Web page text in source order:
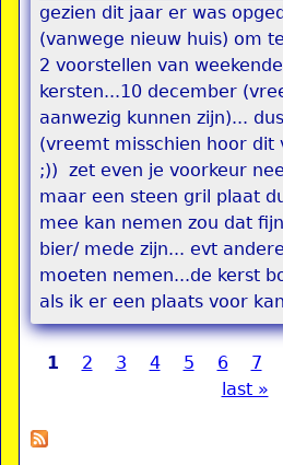
gezien dit jaar er was
(vanwege nieuw huis) om
2 voorstellen van
kersten...10 december
aanwezig kunnen zijn)...
(vreemt misschien hoor dit
;)) zet even je voorkeur
maar een steen gril plaat
mee kan nemen zou dat
bier/ mede zijn... evt
moeten nemen...de kerst
als ik er een plaats voor
1 2 3 4 5 6 7
last »